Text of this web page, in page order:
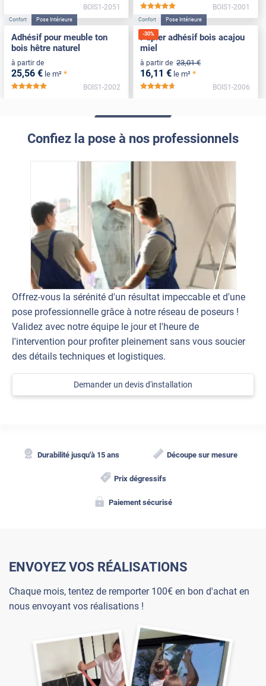
BOIS1-2051 BOIS1-2001
Confort Pose Intérieure
Adhésif pour meuble ton
bois hêtre naturel
à partir de
25,56 € le m² *
*****
BOIS1-2002
-30%
Confort Pose Intérieure
Papier adhésif bois acajou
miel
à partir de 23,01 €
16,11 € le m² *
*****
BOIS1-2006
Confiez la pose à nos professionnels
Offrez-vous la sérénité d'un résultat impeccable et d'une
pose professionnelle grâce à notre réseau de poseurs !
Validez avec notre équipe le jour et l'heure de
l'intervention pour profiter pleinement sans vous soucier
des détails techniques et logistiques.
Demander un devis d'installation
Durabilité jusqu'à 15 ans Découpe sur mesure
Prix dégressifs
Paiement sécurisé
ENVOYEZ VOS RÉALISATIONS
Chaque mois, tentez de remporter 100€ en bon d'achat en
nous envoyant vos réalisations !